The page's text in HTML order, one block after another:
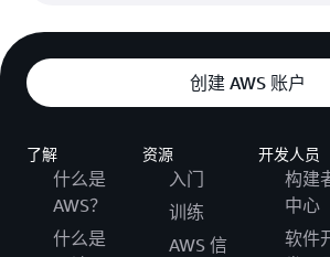
创建 AWS 账户
了解
什么是
AWS？
什么是
资源
入门
训练
AWS 信
开发人员
构建
中心
软件